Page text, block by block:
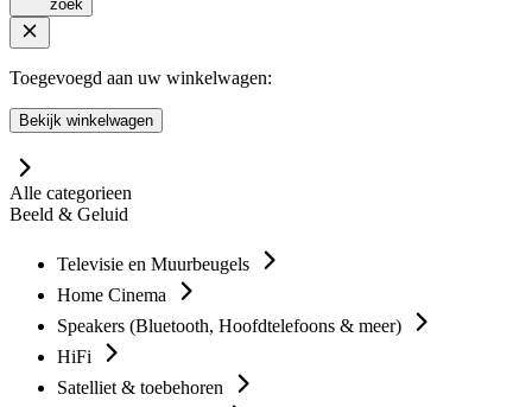
zoek
Toegevoegd aan uw winkelwagen:
Bekijk winkelwagen
Alle categorieen
Beeld & Geluid
Televisie en Muurbeugels
Home Cinema
Speakers (Bluetooth, Hoofdtelefoons & meer)
HiFi
Satelliet & toebehoren